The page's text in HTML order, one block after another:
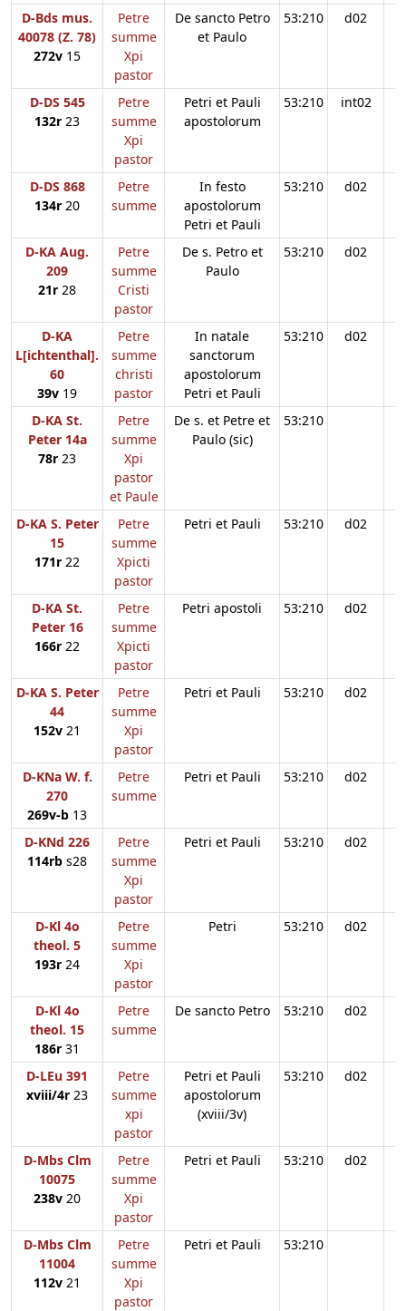
D-Bds mus.
40078 (Z. 78)
272v 15
Petre
summe
Xpi
pastor
De sancto Petro
et Paulo
53:210 d02
D-DS 545
132r 23
Petre
summe
Xpi
pastor
Petri et Pauli
apostolorum
53:210 int02
D-DS 868
134r 20
Petre
summe
In festo
apostolorum
Petri et Pauli
53:210 d02
D-KA Aug.
209
21r 28
Petre
summe
Cristi
pastor
De s. Petro et
Paulo
53:210 d02
D-KA
L[ichtenthal].
60
39v 19
Petre
summe
christi
pastor
In natale
sanctorum
apostolorum
Petri et Pauli
53:210 d02
D-KA St.
Peter 14a
78r 23
Petre
summe
Xpi
pastor
et Paule
De s. et Petre et
Paulo (sic)
53:210
D-KA S. Peter
15
171r 22
Petre
summe
Xpicti
pastor
Petri et Pauli 53:210 d02
D-KA St.
Peter 16
166r 22
Petre
summe
Xpicti
pastor
Petri apostoli 53:210 d02
D-KA S. Peter
44
152v 21
Petre
summe
Xpi
pastor
Petri et Pauli 53:210 d02
D-KNa W. f.
270
269v-b 13
Petre
summe
Petri et Pauli 53:210 d02
D-KNd 226
114rb s28
Petre
summe
Xpi
pastor
Petri et Pauli 53:210 d02
D-Kl 4o
theol. 5
193r 24
Petre
summe
Xpi
pastor
Petri 53:210 d02
D-Kl 4o
theol. 15
186r 31
Petre
summe
De sancto Petro 53:210 d02
D-LEu 391
xviii/4r 23
Petre
summe
xpi
pastor
Petri et Pauli
apostolorum
(xviii/3v)
53:210 d02
D-Mbs Clm
10075
238v 20
Petre
summe
Xpi
pastor
Petri et Pauli 53:210 d02
D-Mbs Clm
11004
112v 21
Petre
summe
Xpi
pastor
Petri et Pauli 53:210